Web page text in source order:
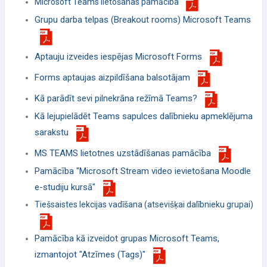
Microsoft Teams lietošanas pamācība
Grupu darba telpas (Breakout rooms) Microsoft Teams
Aptauju izveides iespējas Microsoft Forms
Forms aptaujas aizpildīšana balsotājam
Kā parādīt sevi pilnekrāna režīmā Teams?
Kā lejupielādēt Teams sapulces dalībnieku apmeklējuma
sarakstu
MS TEAMS lietotnes uzstādīšanas pamācība
Pamācība "Microsoft Stream video ievietošana Moodle
e-studiju kursā"
Tiešsaistes lekcijas vadīšana (atsevišķai dalībnieku grupai)
Pamācība kā izveidot grupas Microsoft Teams,
izmantojot "Atzīmes (Tags)"